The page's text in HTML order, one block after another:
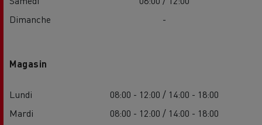
Dimanche
-
Magasin
Lundi
08:00 - 12:00 / 14:00 - 18:00
Mardi
08:00 - 12:00 / 14:00 - 18:00